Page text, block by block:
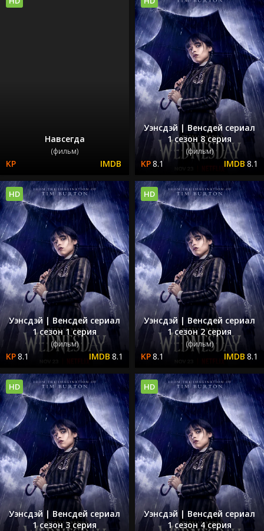
Навсегда
(фильм)
Уэнсдэй | Венсдей сериал
1 сезон 8 серия
(фильм)
8.1 8.1
Уэнсдэй | Венсдей сериал
1 сезон 1 серия
(фильм)
8.1 8.1
HD
Уэнсдэй | Венсдей сериал
1 сезон 2 серия
(фильм)
8.1 8.1
HD
Уэнсдэй | Венсдей сериал
1 сезон 3 серия
HD
Уэнсдэй | Венсдей сериал
1 сезон 4 серия
HD